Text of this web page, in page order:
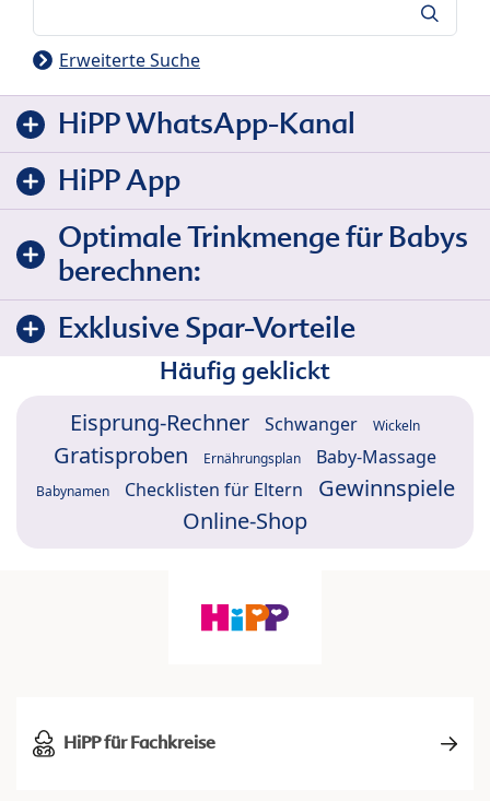
Erweiterte Suche
HiPP WhatsApp-Kanal
HiPP App
Optimale Trinkmenge für Babys
berechnen:
Exklusive Spar-Vorteile
Häufig geklickt
Eisprung-Rechner Schwanger Wickeln
Gratisproben Ernährungsplan Baby-Massage
Babynamen Checklisten für Eltern
Gewinnspiele
Online-Shop
HiPP für Fachkreise